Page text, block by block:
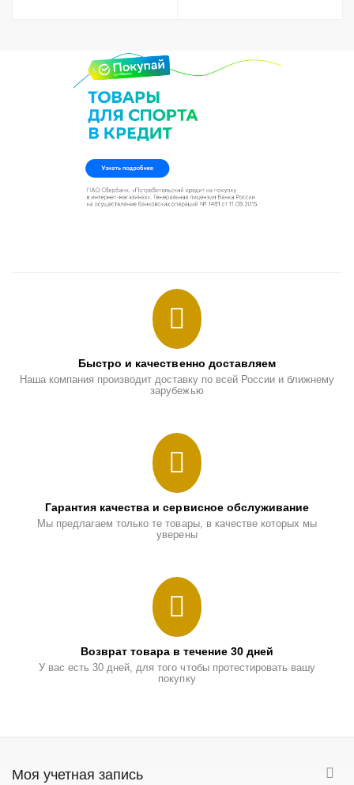
Быстро и качественно доставляем
Наша компания производит доставку по всей России и ближнему
зарубежью
Гарантия качества и сервисное обслуживание
Мы предлагаем только те товары, в качестве которых мы
уверены
Возврат товара в течение 30 дней
У вас есть 30 дней, для того чтобы протестировать вашу
покупку
Моя учетная запись